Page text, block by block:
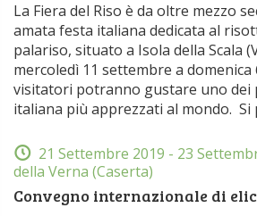
La Fiera del Riso è da oltre mezzo
amata festa italiana dedicata al
palariso, situato a Isola della Scala
mercoledì 11 settembre a
visitatori potranno gustare uno dei
italiana più apprezzati al mondo.
21 Settembre 2019 - 23
della Verna (Caserta)
Convegno internazionale di